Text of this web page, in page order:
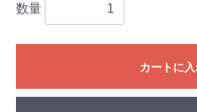
数量
カートに